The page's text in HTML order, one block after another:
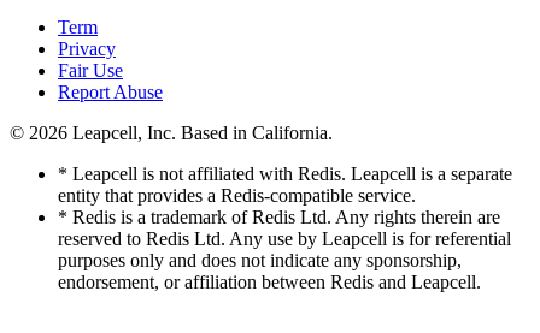
Term
Privacy
Fair Use
Report Abuse
© 2026 Leapcell, Inc. Based in California.
* Leapcell is not affiliated with Redis. Leapcell is a separate
entity that provides a Redis-compatible service.
* Redis is a trademark of Redis Ltd. Any rights therein are
reserved to Redis Ltd. Any use by Leapcell is for referential
purposes only and does not indicate any sponsorship,
endorsement, or affiliation between Redis and Leapcell.